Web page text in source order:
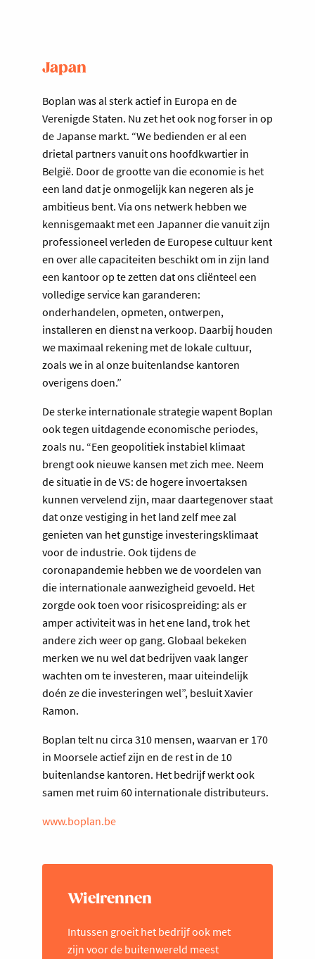
Japan
Boplan was al sterk actief in Europa en de
Verenigde Staten. Nu zet het ook nog forser in op
de Japanse markt. “We bedienden er al een
drietal partners vanuit ons hoofdkwartier in
België. Door de grootte van die economie is het
een land dat je onmogelijk kan negeren als je
ambitieus bent. Via ons netwerk hebben we
kennisgemaakt met een Japanner die vanuit zijn
professioneel verleden de Europese cultuur kent
en over alle capaciteiten beschikt om in zijn land
een kantoor op te zetten dat ons cliënteel een
volledige service kan garanderen:
onderhandelen, opmeten, ontwerpen,
installeren en dienst na verkoop. Daarbij houden
we maximaal rekening met de lokale cultuur,
zoals we in al onze buitenlandse kantoren
overigens doen.”
De sterke internationale strategie wapent Boplan
ook tegen uitdagende economische periodes,
zoals nu. “Een geopolitiek instabiel klimaat
brengt ook nieuwe kansen met zich mee. Neem
de situatie in de VS: de hogere invoertaksen
kunnen vervelend zijn, maar daartegenover staat
dat onze vestiging in het land zelf mee zal
genieten van het gunstige investeringsklimaat
voor de industrie. Ook tijdens de
coronapandemie hebben we de voordelen van
die internationale aanwezigheid gevoeld. Het
zorgde ook toen voor risicospreiding: als er
amper activiteit was in het ene land, trok het
andere zich weer op gang. Globaal bekeken
merken we nu wel dat bedrijven vaak langer
wachten om te investeren, maar uiteindelijk
doén ze die investeringen wel”, besluit Xavier
Ramon.
Boplan telt nu circa 310 mensen, waarvan er 170
in Moorsele actief zijn en de rest in de 10
buitenlandse kantoren. Het bedrijf werkt ook
samen met ruim 60 internationale distributeurs.
www.boplan.be
Wielrennen
Intussen groeit het bedrijf ook met
zijn voor de buitenwereld meest